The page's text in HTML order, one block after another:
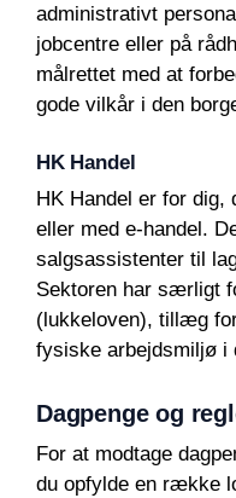
administrativt
jobcentre eller på
målrettet med at
gode vilkår i den
HK Handel
HK Handel er for dig,
eller med e-handel.
salgsassistenter til
Sektoren har særligt
(lukkeloven), tillæg
fysiske arbejdsmiljø i
Dagpenge og
For at modtage
du opfylde en række